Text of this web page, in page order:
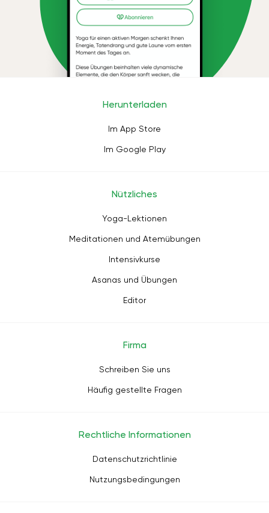
Herunterladen
Im App Store
Im Google Play
Nützliches
Yoga-Lektionen
Meditationen und Atemübungen
Intensivkurse
Asanas und Übungen
Editor
Firma
Schreiben Sie uns
Häufig gestellte Fragen
Rechtliche Informationen
Datenschutzrichtlinie
Nutzungsbedingungen